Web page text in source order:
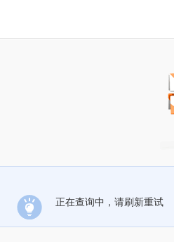
正在查询中，请刷新重试